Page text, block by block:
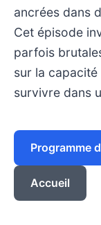
ancrées dans
Cet épisode
parfois
sur la capacité
survivre dans
Programme
Accueil